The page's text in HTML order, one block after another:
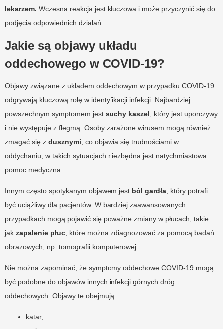
lekarzem. Wczesna reakcja jest kluczowa i może przyczynić się do
podjęcia odpowiednich działań.
Jakie są objawy układu
oddechowego w COVID-19?
Objawy związane z układem oddechowym w przypadku COVID-19
odgrywają kluczową rolę w identyfikacji infekcji. Najbardziej
powszechnym symptomem jest suchy kaszel , który jest uporczywy
i nie występuje z flegmą. Osoby zarażone wirusem mogą również
zmagać się z dusznymi , co objawia się trudnościami w
oddychaniu; w takich sytuacjach niezbędna jest natychmiastowa
pomoc medyczna.
Innym często spotykanym objawem jest ból gardła , który potrafi
być uciążliwy dla pacjentów. W bardziej zaawansowanych
przypadkach mogą pojawić się poważne zmiany w płucach, takie
jak zapalenie płuc , które można zdiagnozować za pomocą badań
obrazowych, np. tomografii komputerowej.
Nie można zapominać, że symptomy oddechowe COVID-19 mogą
być podobne do objawów innych infekcji górnych dróg
oddechowych. Objawy te obejmują:
katar,